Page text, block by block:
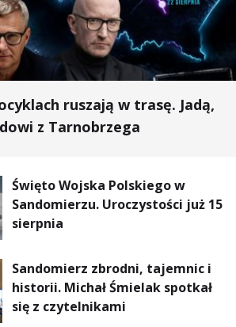
ruszają w trasę. Jadą,
z Tarnobrzega
Święto Wojska Polskiego w
Sandomierzu. Uroczystości już 15
sierpnia
Sandomierz zbrodni, tajemnic i
historii. Michał Śmielak spotkał
się z czytelnikami